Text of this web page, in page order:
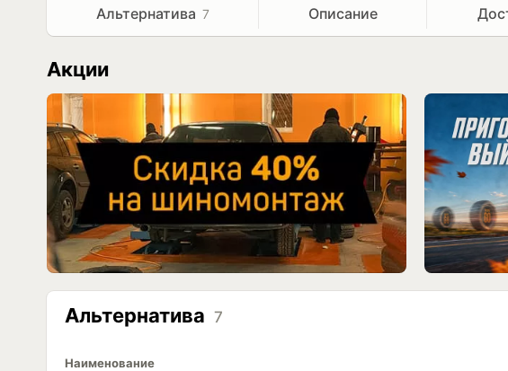
Альтернатива 7 Описание
Акции
Альтернатива 7
Наименование